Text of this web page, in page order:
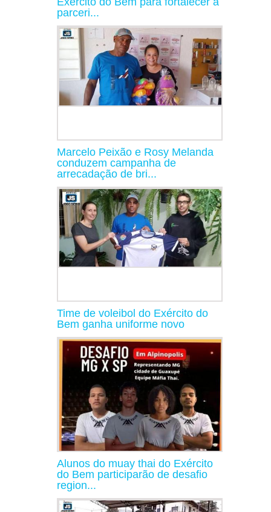
parceri...
Marcelo Peixão e Rosy Melanda
conduzem campanha de
arrecadação de bri...
Time de voleibol do Exército do
Bem ganha uniforme novo
Alunos do muay thai do Exército
do Bem participarão de desafio
region...